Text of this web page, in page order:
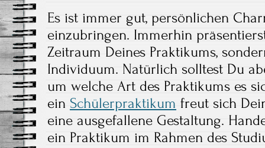
Es ist immer gut, persönlichen
einzubringen. Immerhin
Zeitraum Deines Praktikums,
Individuum. Natürlich solltest Du
um welche Art des Praktikums es
ein Schülerpraktikum freut sich
eine ausgefallene Gestaltung.
ein Praktikum im Rahmen des